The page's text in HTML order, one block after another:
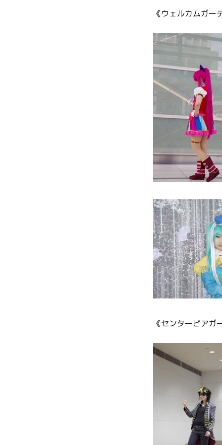
《ウェルカムガー
《センターピアガ